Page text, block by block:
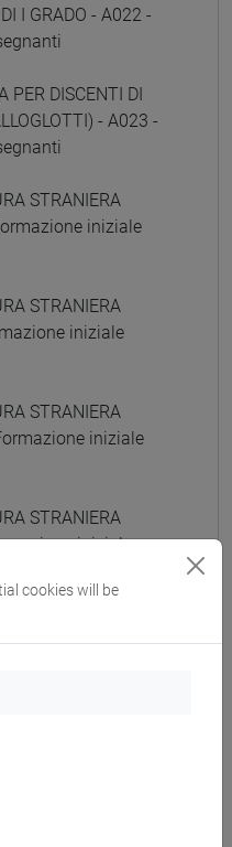
I GRADO - A022 -
PER DISCENTI DI
- A023 -
STRANIERA
iniziale
STRANIERA
iniziale
STRANIERA
iniziale
STRANIERA
iniziale
STRANIERE NEGLI
DI II GRADO (RUSSO)
STRANIERA
STRANIERE NEGLI
cookies will be